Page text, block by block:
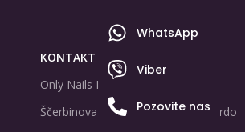
KONTAKT PODACI
Only Nails D.O.O
Ščerbinova 2a Čukarica, Banovo Brdo
WhatsApp
Viber
Pozovite nas